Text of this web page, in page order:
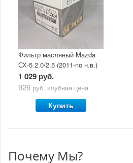
Фильтр масляный Mazda
СХ-5 2.0/2.5 (2011-по н.в.)
1 029 руб.
926 руб. клубная цена
Купить
Почему Мы?